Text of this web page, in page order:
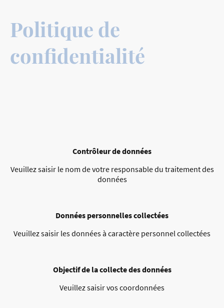
Politique de
confidentialité
Contrôleur de données
Veuillez saisir le nom de votre responsable du traitement des
données
Données personnelles collectées
Veuillez saisir les données à caractère personnel collectées
Objectif de la collecte des données
Veuillez saisir vos coordonnées